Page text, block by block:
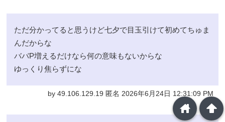
ただ分かってると思うけど七夕で目玉引けて初めてちゅま
んだからな
ババP増えるだけなら何の意味もないからな
ゆっくり焦らずにな
by 49.106.129.19 匿名 2026年6月24日 12:31:09 PM
arrowup
home